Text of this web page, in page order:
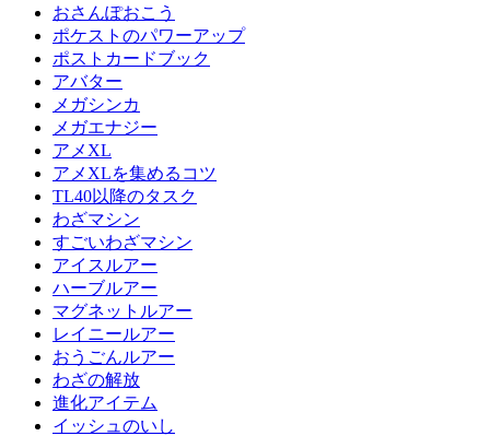
おさんぽおこう
ポケストのパワーアップ
ポストカードブック
アバター
メガシンカ
メガエナジー
アメXL
アメXLを集めるコツ
TL40以降のタスク
わざマシン
すごいわざマシン
アイスルアー
ハーブルアー
マグネットルアー
レイニールアー
おうごんルアー
わざの解放
進化アイテム
イッシュのいし